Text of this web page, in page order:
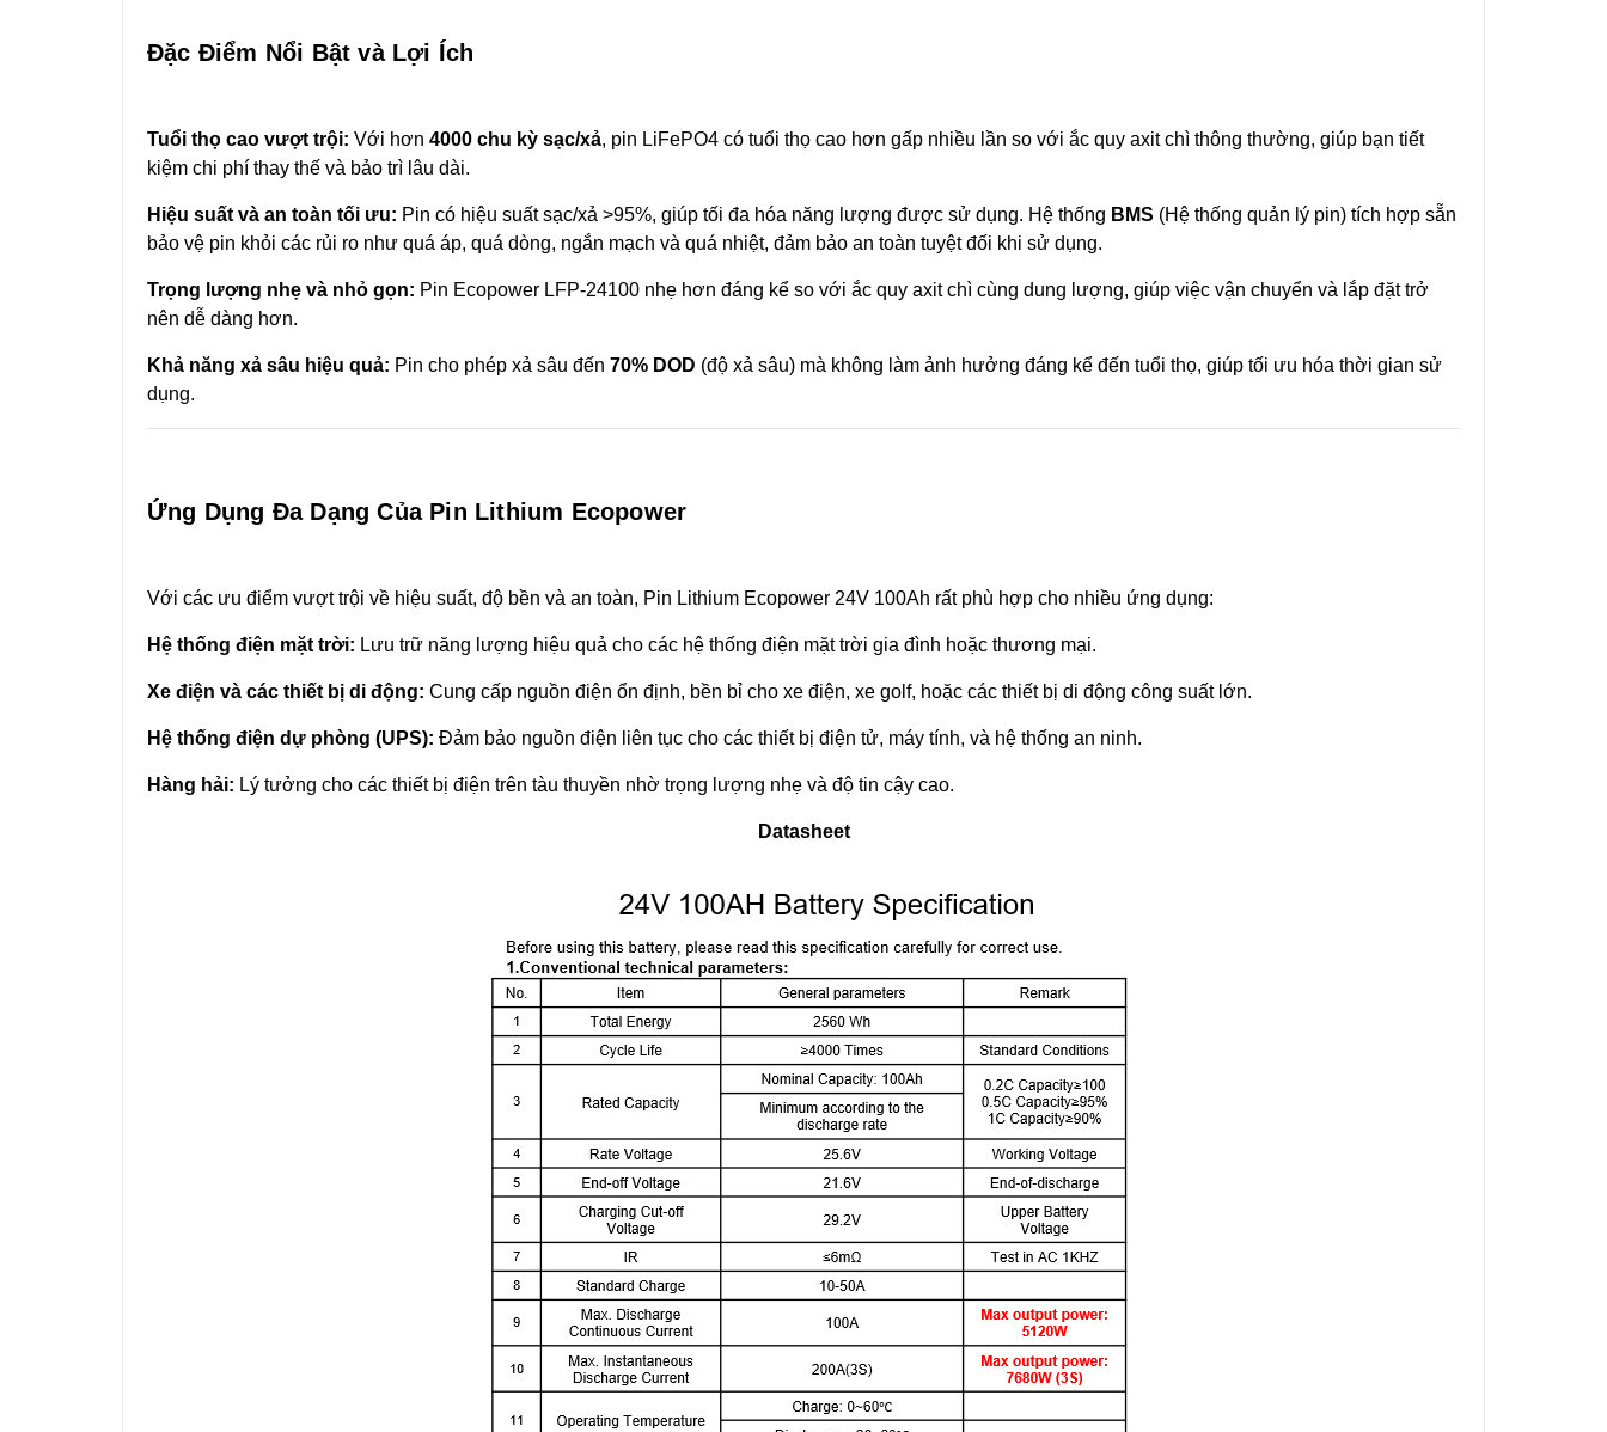
Đặc Điểm Nổi Bật và Lợi Ích
Tuổi thọ cao vượt trội: Với hơn 4000 chu kỳ sạc/xả, pin LiFePO4 có tuổi thọ cao hơn gấp nhiều lần so với ắc quy axit chì thông thường, giúp bạn tiết
kiệm chi phí thay thế và bảo trì lâu dài.
Hiệu suất và an toàn tối ưu: Pin có hiệu suất sạc/xả >95%, giúp tối đa hóa năng lượng được sử dụng. Hệ thống BMS (Hệ thống quản lý pin) tích hợp sẵn
bảo vệ pin khỏi các rủi ro như quá áp, quá dòng, ngắn mạch và quá nhiệt, đảm bảo an toàn tuyệt đối khi sử dụng.
Trọng lượng nhẹ và nhỏ gọn: Pin Ecopower LFP-24100 nhẹ hơn đáng kể so với ắc quy axit chì cùng dung lượng, giúp việc vận chuyển và lắp đặt trở
nên dễ dàng hơn.
Khả năng xả sâu hiệu quả: Pin cho phép xả sâu đến 70% DOD (độ xả sâu) mà không làm ảnh hưởng đáng kể đến tuổi thọ, giúp tối ưu hóa thời gian sử
dụng.
Ứng Dụng Đa Dạng Của Pin Lithium Ecopower
Với các ưu điểm vượt trội về hiệu suất, độ bền và an toàn, Pin Lithium Ecopower 24V 100Ah rất phù hợp cho nhiều ứng dụng:
Hệ thống điện mặt trời: Lưu trữ năng lượng hiệu quả cho các hệ thống điện mặt trời gia đình hoặc thương mại.
Xe điện và các thiết bị di động: Cung cấp nguồn điện ổn định, bền bỉ cho xe điện, xe golf, hoặc các thiết bị di động công suất lớn.
Hệ thống điện dự phòng (UPS): Đảm bảo nguồn điện liên tục cho các thiết bị điện tử, máy tính, và hệ thống an ninh.
Hàng hải: Lý tưởng cho các thiết bị điện trên tàu thuyền nhờ trọng lượng nhẹ và độ tin cậy cao.
Datasheet